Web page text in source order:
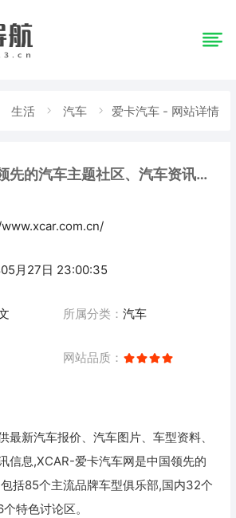
生活 汽车 爱卡汽车 - 网站详情
月27日 23:00:35
所属分类： 汽车
网站品质：
最新汽车报价、汽车图片、车型资料、
信息,XCAR-爱卡汽车网是中国领先的
括85个主流品牌车型俱乐部,国内32个
特色讨论区。